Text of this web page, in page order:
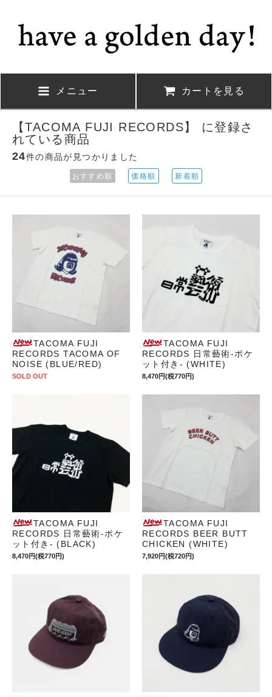
メニュー カートを見る
【TACOMA FUJI RECORDS】 に登録さ
れている商品
24件の商品が見つかりました
おすすめ順 価格順 新着順
TACOMA FUJI
RECORDS TACOMA OF
NOISE (BLUE/RED)
SOLD OUT
TACOMA FUJI
RECORDS 日常藝術-ポケ
ット付き- (WHITE)
8,470円(税770円)
TACOMA FUJI
RECORDS 日常藝術-ポケ
ット付き- (BLACK)
8,470円(税770円)
TACOMA FUJI
RECORDS BEER BUTT
CHICKEN (WHITE)
7,920円(税720円)